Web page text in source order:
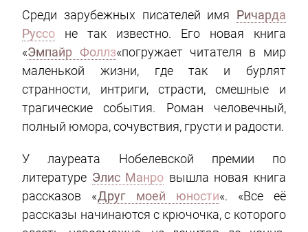
Среди зарубежных писателей имя Ричарда
Руссо не так известно. Его новая книга
«Эмпайр Фоллз«погружает читателя в мир
маленькой жизни, где так и бурлят
странности, интриги, страсти, смешные и
трагические события. Роман человечный,
полный юмора, сочувствия, грусти и радости.
У лауреата Нобелевской премии по
литературе Элис Манро вышла новая книга
рассказов «Друг моей юности«. «Все её
рассказы начинаются с крючочка, с которого